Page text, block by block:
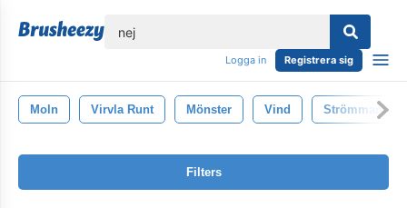
Logga in Registrera sig
Moln Virvla Runt Mönster Vind Strömmande
Filters